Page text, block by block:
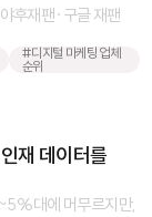
후재팬·구글 재팬
#디지털 마케팅 업체
순위
재 데이터를
대에 머무르지만,